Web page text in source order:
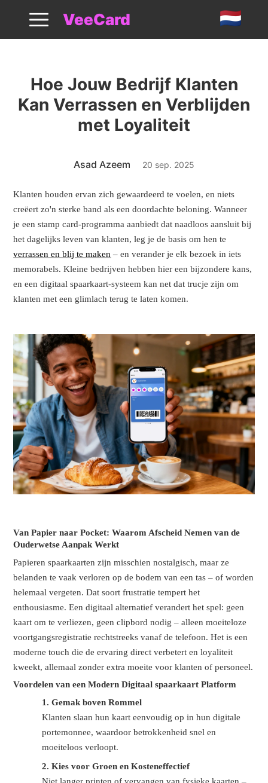
VeeCard
Hoe Jouw Bedrijf Klanten
Kan Verrassen en Verblijden
met Loyaliteit
Asad Azeem 20 sep. 2025
Klanten houden ervan zich gewaardeerd te voelen, en niets
creëert zo'n sterke band als een doordachte beloning. Wanneer
je een stamp card-programma aanbiedt dat naadloos aansluit bij
het dagelijks leven van klanten, leg je de basis om hen te
verrassen en blij te maken – en verander je elk bezoek in iets
memorabels. Kleine bedrijven hebben hier een bijzondere kans,
en een digitaal spaarkaart-systeem kan net dat trucje zijn om
klanten met een glimlach terug te laten komen.
Van Papier naar Pocket: Waarom Afscheid Nemen van de
Ouderwetse Aanpak Werkt
Papieren spaarkaarten zijn misschien nostalgisch, maar ze
belanden te vaak verloren op de bodem van een tas – of worden
helemaal vergeten. Dat soort frustratie tempert het
enthousiasme. Een digitaal alternatief verandert het spel: geen
kaart om te verliezen, geen clipbord nodig – alleen moeiteloze
voortgangsregistratie rechtstreeks vanaf de telefoon. Het is een
moderne touch die de ervaring direct verbetert en loyaliteit
kweekt, allemaal zonder extra moeite voor klanten of personeel.
Voordelen van een Modern Digitaal spaarkaart Platform
1.Gemak boven Rommel
Klanten slaan hun kaart eenvoudig op in hun digitale
portemonnee, waardoor betrokkenheid snel en
moeiteloos verloopt.
2.Kies voor Groen en Kosteneffectief